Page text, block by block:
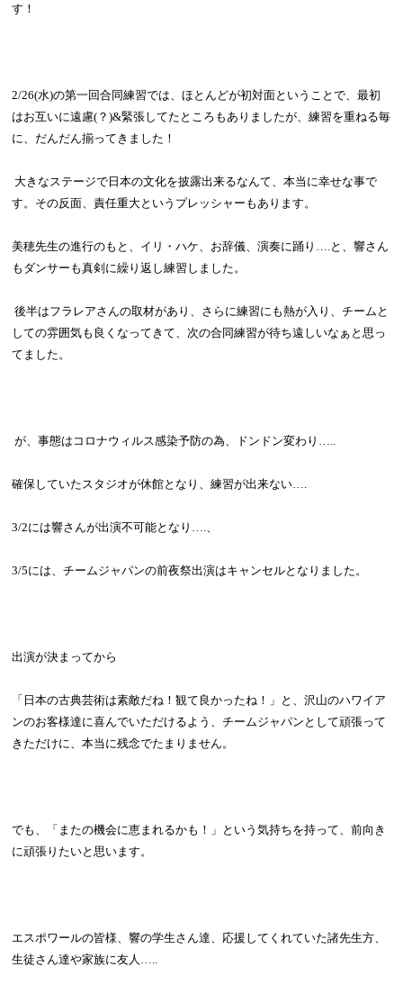
す！
2/26(水)の第一回合同練習では、ほとんどが初対面ということで、最初
はお互いに遠慮( ？)&緊張してたところもありましたが、練習を重ねる毎
に、だんだん揃ってきました！
大きなステージで日本の文化を披露出来るなんて、本当に幸せな事で
す。 その反面、責任重大というプレッシャーもあります。
美穂先生の進行のもと、イリ・ハケ、お辞儀、演奏に踊り
と、響さん
もダンサーも真剣に繰り返し練習しました。
後半はフラレアさんの取材があり、さらに練習にも熱が入り、チームと
しての雰囲気も良くなってきて、次の合同練習が待ち遠しいなぁと思っ
てました。
が、事態はコロナウィルス感染予防の為、ドンドン変わり
確保していたスタジオが休館となり、練習が出来ない
3/2には響さんが出演不可能となり
3/5には、チームジャパンの前夜祭出演はキャンセルとなりました。
出演が決まってから
「日本の古典芸術は素敵だね！観て良かったね！」と、沢山のハワイア
ンのお客様達に喜んでいただけるよう、チームジャパンとして頑張って
きただけに、本当に残念でたまりません。
でも、「またの機会に恵まれるかも！」という気持ちを持って、前向き
に頑張りたいと思います。
エスポワールの皆様、響の学生さん達、応援してくれていた諸先生方、
生徒さん達や家族に友人